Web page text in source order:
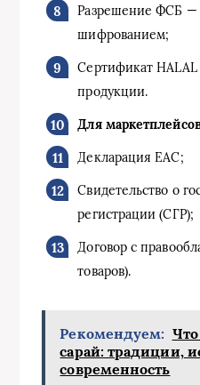
Разрешение ФСБ —
шифрованием;
Сертификат
продукции.
Для
Декларация EAC;
Свидетельство о
регистрации (СГР);
Договор с
товаров).
Рекомендуем:
сарай: традиции,
современность